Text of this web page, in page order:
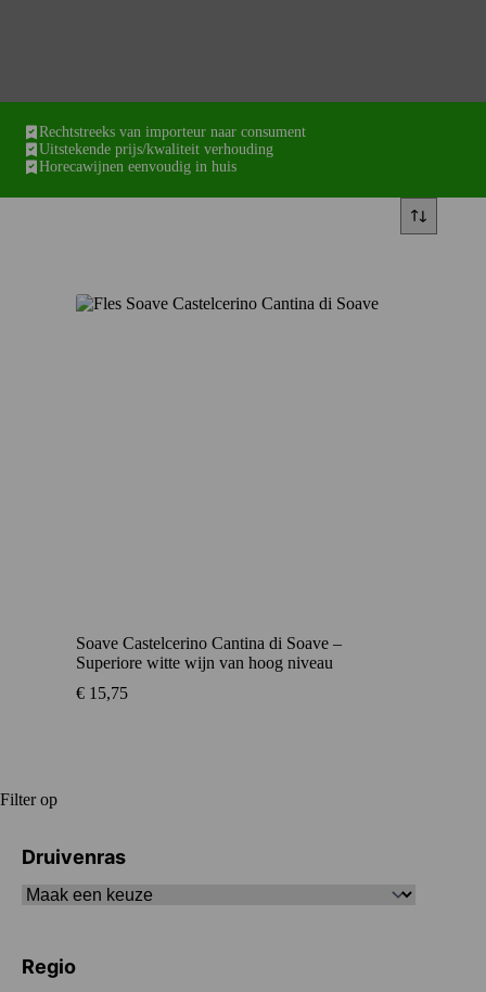
Rechtstreeks van importeur naar consument
Uitstekende prijs/kwaliteit verhouding
Horecawijnen eenvoudig in huis
Soave Castelcerino Cantina di Soave –
Superiore witte wijn van hoog niveau
€ 15,75
Filter op
Druivenras
Regio